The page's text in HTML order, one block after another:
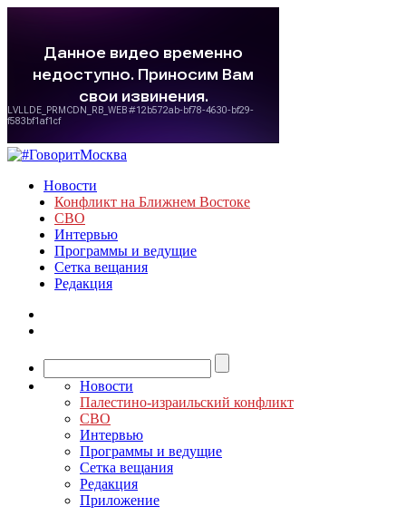
Новости
Конфликт на Ближнем Востоке
СВО
Интервью
Программы и ведущие
Сетка вещания
Редакция
Новости
Палестино-израильский конфликт
СВО
Интервью
Программы и ведущие
Сетка вещания
Редакция
Приложение